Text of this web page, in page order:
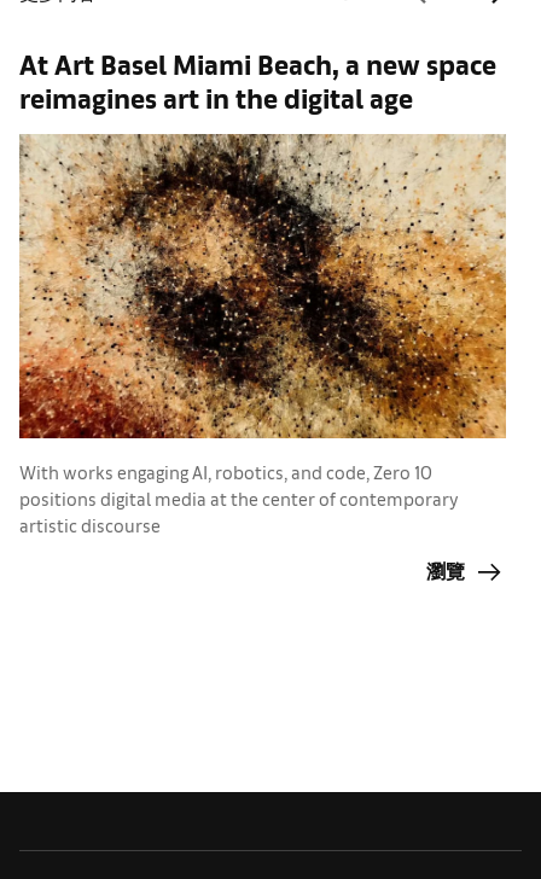
At Art Basel Miami Beach, a new space
reimagines art in the digital age
With works engaging AI, robotics, and code, Zero 10
positions digital media at the center of contemporary
artistic discourse
瀏覽